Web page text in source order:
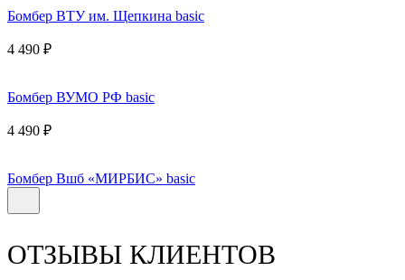
Бомбер ВТУ им. Щепкина basic
4 490 ₽
Бомбер ВУМО РФ basic
4 490 ₽
Бомбер Вшб «МИРБИС» basic
ОТЗЫВЫ КЛИЕНТОВ